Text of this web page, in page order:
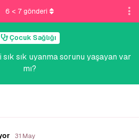
Çocuk Sağlığı
sık uyanma sorunu yaşayan var
mı?
6 < 7gönderi
31 May